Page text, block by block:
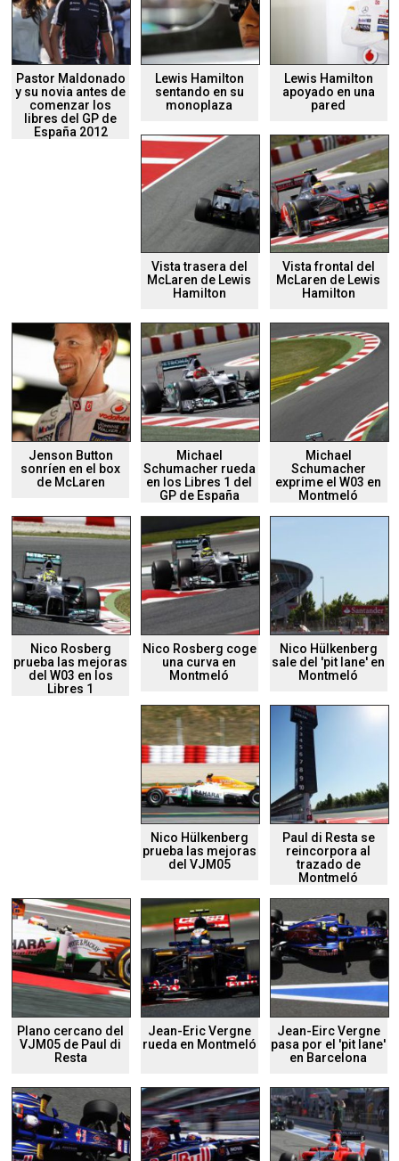
Pastor Maldonado
y su novia antes de
comenzar los
libres del GP de
España 2012
Lewis Hamilton
sentando en su
monoplaza
Lewis Hamilton
apoyado en una
pared
Vista trasera del
McLaren de Lewis
Hamilton
Vista frontal del
McLaren de Lewis
Hamilton
Jenson Button
sonríen en el box
de McLaren
Michael
Schumacher rueda
en los Libres 1 del
GP de España
Michael
Schumacher
exprime el W03 en
Montmeló
Nico Rosberg
prueba las mejoras
del W03 en los
Libres 1
Nico Rosberg coge
una curva en
Montmeló
Nico Hülkenberg
sale del 'pit lane' en
Montmeló
Nico Hülkenberg
prueba las mejoras
del VJM05
Paul di Resta se
reincorpora al
trazado de
Montmeló
Plano cercano del
VJM05 de Paul di
Resta
Jean-Eric Vergne
rueda en Montmeló
Jean-Eirc Vergne
pasa por el 'pit lane'
en Barcelona